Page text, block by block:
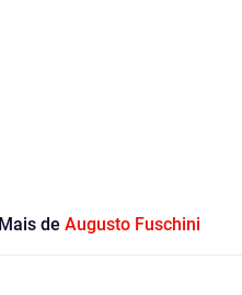
Mais de Augusto Fuschini